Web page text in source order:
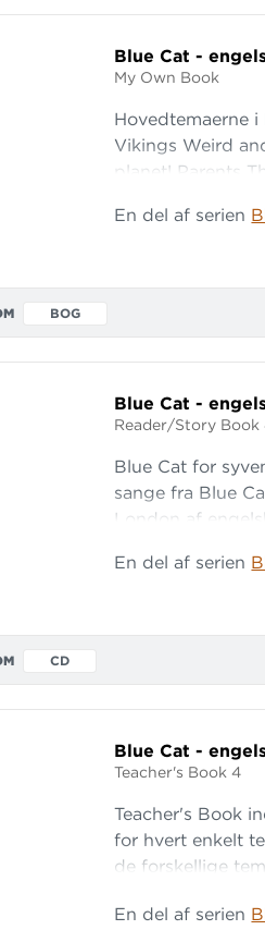
and Wonderful
of Scotland
Blue Cat -
My Own Book
Hovedtemaerne
Vikings Weird
planet! Parents
En del af serien
BOG
Blue Cat -
Reader/Story Book
Blue Cat for
sange fra Blue
London af
En del af serien
CD
Blue Cat -
Teacher's Book 4
Teacher's Book
for hvert enkelt
de forskellige
Worksheets.
En del af serien